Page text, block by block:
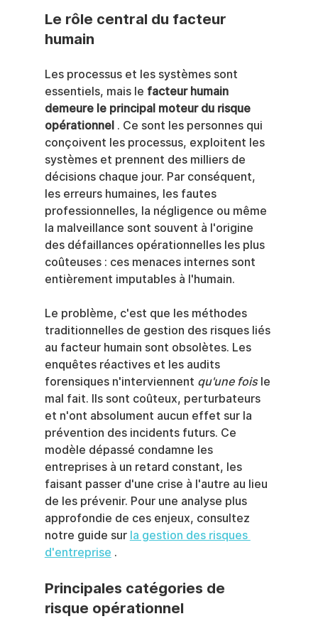
Le rôle central du facteur
humain
Les processus et les systèmes sont
essentiels, mais le facteur humain
demeure le principal moteur du risque
opérationnel . Ce sont les personnes qui
conçoivent les processus, exploitent les
systèmes et prennent des milliers de
décisions chaque jour. Par conséquent,
les erreurs humaines, les fautes
professionnelles, la négligence ou même
la malveillance sont souvent à l'origine
des défaillances opérationnelles les plus
coûteuses : ces menaces internes sont
entièrement imputables à l'humain.
Le problème, c'est que les méthodes
traditionnelles de gestion des risques liés
au facteur humain sont obsolètes. Les
enquêtes réactives et les audits
forensiques n'interviennent qu'une fois le
mal fait. Ils sont coûteux, perturbateurs
et n'ont absolument aucun effet sur la
prévention des incidents futurs. Ce
modèle dépassé condamne les
entreprises à un retard constant, les
faisant passer d'une crise à l'autre au lieu
de les prévenir. Pour une analyse plus
approfondie de ces enjeux, consultez
notre guide sur la gestion des risques
d'entreprise .
Principales catégories de
risque opérationnel